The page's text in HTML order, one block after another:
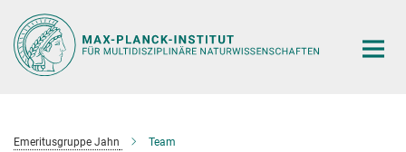
Hauptinhalt
Emeritusgruppe Jahn Team